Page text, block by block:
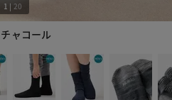
ャコール
1 | 20
1